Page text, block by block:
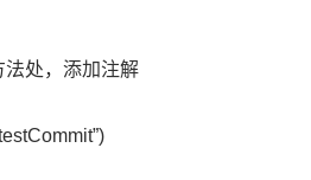
处，添加注解